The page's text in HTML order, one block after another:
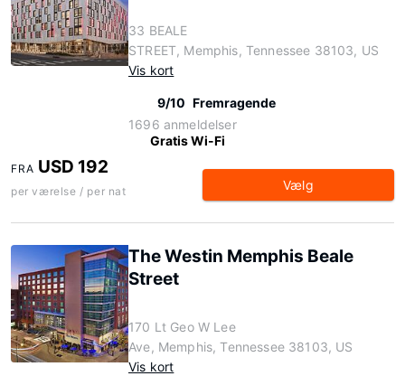
33 BEALE
STREET, Memphis, Tennessee 38103, US
Vis kort
9/10 Fremragende
1696 anmeldelser
Gratis Wi-Fi
FRA USD 192
per værelse / per nat Vælg
The Westin Memphis Beale
Street
170 Lt Geo W Lee
Ave, Memphis, Tennessee 38103, US
Vis kort